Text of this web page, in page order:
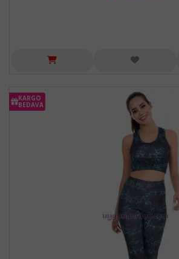
KARGO
BEDAVA